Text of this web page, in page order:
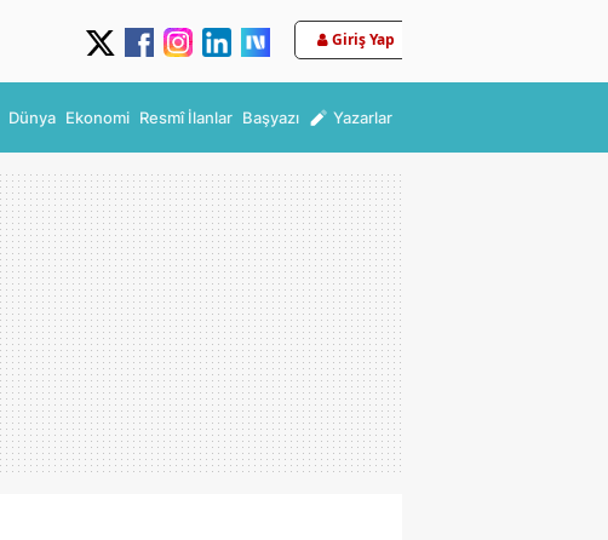
Giriş Yap
Dünya Ekonomi Resmî İlanlar Başyazı Yazarlar